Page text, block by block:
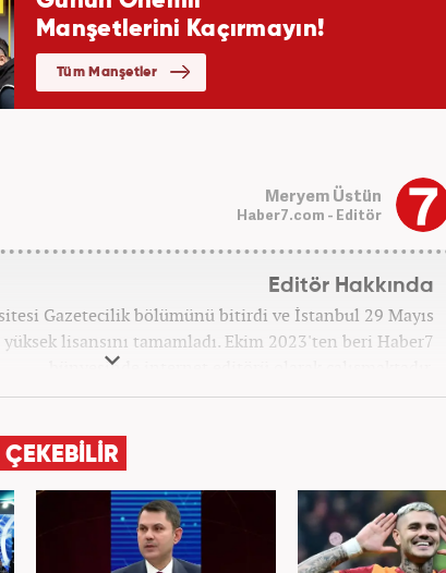
Meryem Üstün
Haber7.com - Editör
Editör Hakkında
Gazetecilik bölümünü bitirdi ve İstanbul 29 Mayıs
lisansını tamamladı. Ekim 2023'ten beri Haber7
bünyesinde internet editörü olarak çalışmaktadır.